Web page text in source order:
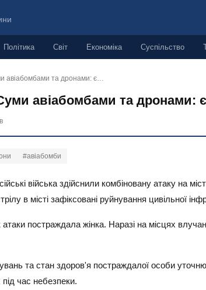
Політика Світ Економіка Суспільство
авіабомбами та дронами: є…
авіабомбами та дронами:
#авіабомби
війська здійснили комбіновану атаку на
в місті зафіксовані руйнування цивільної
постраждала жінка. Наразі на місцях
та стан здоров'я постраждалої особи
час небезпеки.